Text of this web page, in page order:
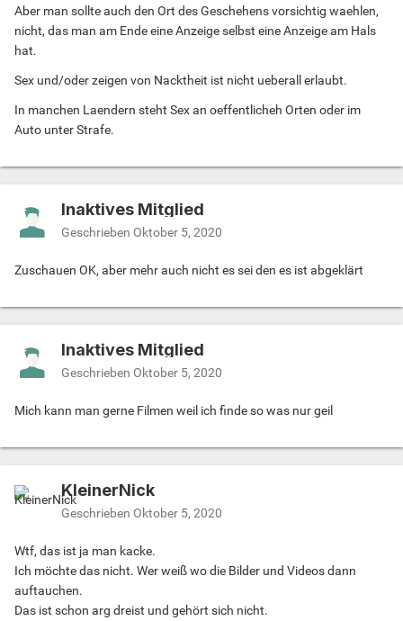
Aber man sollte auch den Ort des Geschehens vorsichtig waehlen,
nicht, das man am Ende eine Anzeige selbst eine Anzeige am Hals
hat.
Sex und/oder zeigen von Nacktheit ist nicht ueberall erlaubt.
In manchen Laendern steht Sex an oeffentlicheh Orten oder im
Auto unter Strafe.
Inaktives Mitglied
Geschrieben Oktober 5, 2020
Zuschauen OK, aber mehr auch nicht es sei den es ist abgeklärt
Inaktives Mitglied
Geschrieben Oktober 5, 2020
Mich kann man gerne Filmen weil ich finde so was nur geil
KleinerNick
Geschrieben Oktober 5, 2020
Wtf, das ist ja man kacke.
Ich möchte das nicht. Wer weiß wo die Bilder und Videos dann
auftauchen.
Das ist schon arg dreist und gehört sich nicht.